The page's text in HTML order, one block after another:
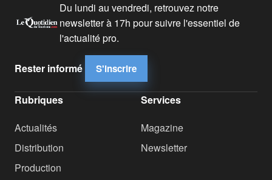
Du lundi au vendredi, retrouvez notre
newsletter à 17h pour suivre l'essentiel de
l'actualité pro.
Rester informé S'inscrire
Rubriques
Actualités
Distribution
Production
Services
Magazine
Newsletter